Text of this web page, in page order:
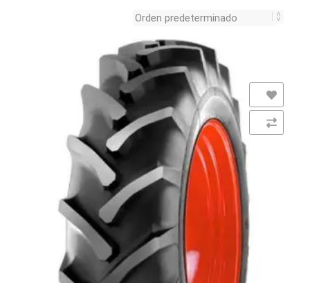
Comparar
Añadir a la lista de deseos